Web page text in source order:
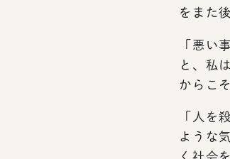
をまた
「悪い
と、私
からこ
「人を
ような